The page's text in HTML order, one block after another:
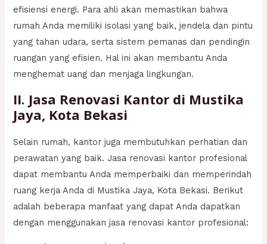
efisiensi energi. Para ahli akan memastikan bahwa
rumah Anda memiliki isolasi yang baik, jendela dan pintu
yang tahan udara, serta sistem pemanas dan pendingin
ruangan yang efisien. Hal ini akan membantu Anda
menghemat uang dan menjaga lingkungan.
II. Jasa Renovasi Kantor di Mustika
Jaya, Kota Bekasi
Selain rumah, kantor juga membutuhkan perhatian dan
perawatan yang baik. Jasa renovasi kantor profesional
dapat membantu Anda memperbaiki dan memperindah
ruang kerja Anda di Mustika Jaya, Kota Bekasi. Berikut
adalah beberapa manfaat yang dapat Anda dapatkan
dengan menggunakan jasa renovasi kantor profesional: